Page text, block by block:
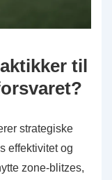
til
strategiske
effektivitet og
zone-blitzes,